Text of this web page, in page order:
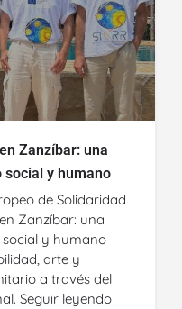
Zanzíbar: una
y humano
de Solidaridad
Zanzíbar: una
y humano
arte y
a través del
Seguir leyendo